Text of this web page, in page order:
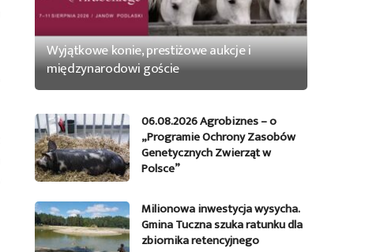
Wyjątkowe konie, prestiżowe aukcje i
międzynarodowi goście
06.08.2026 Agrobiznes – o
„Programie Ochrony Zasobów
Genetycznych Zwierząt w
Polsce”
Milionowa inwestycja wysycha.
Gmina Tuczna szuka ratunku dla
zbiornika retencyjnego